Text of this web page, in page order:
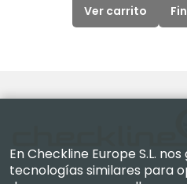
Ver carrito
En Checkline Europe S.L.
tecnologías similares para